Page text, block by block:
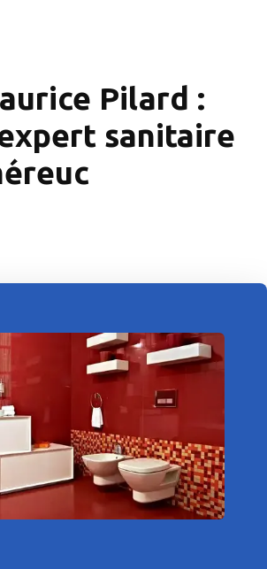
Pilard :
sanitaire